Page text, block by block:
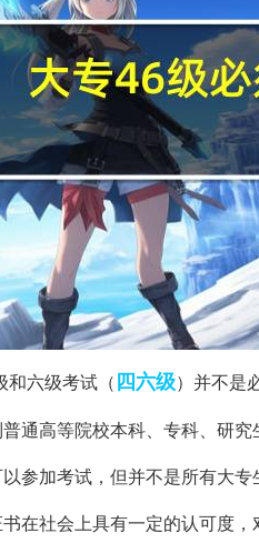
和六级考试（四六级）并不是
通高等院校本科、专科、研
参加考试，但并不是所有大专
在社会上具有一定的认可度